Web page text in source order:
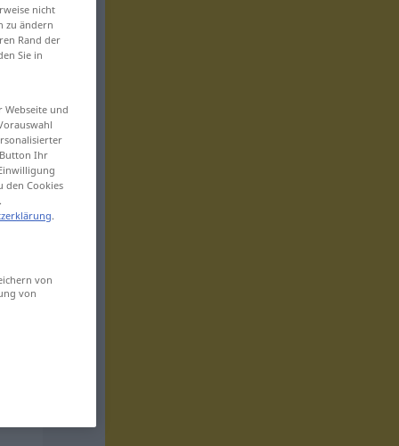
nicht
zu ändern
Rand der
Sie in
und
Ihr
den Cookies
.
von
von